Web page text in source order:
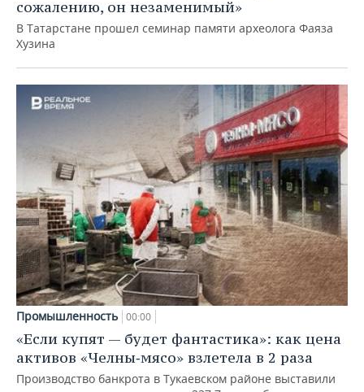
сожалению, он незаменимый»
В Татарстане прошел семинар памяти археолога Фаяза
Хузина
Промышленность 00:00
«Если купят — будет фантастика»: как цена
активов «Челны‑мясо» взлетела в 2 раза
Производство банкрота в Тукаевском районе выставили